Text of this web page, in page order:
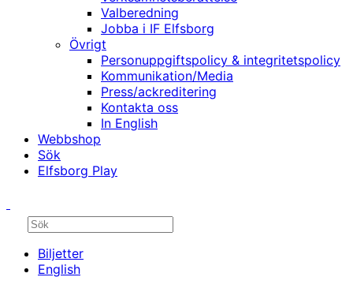
Valberedning
Jobba i IF Elfsborg
Övrigt
Personuppgiftspolicy & integritetspolicy
Kommunikation/Media
Press/ackreditering
Kontakta oss
In English
Webbshop
Sök
Elfsborg Play
Biljetter
English